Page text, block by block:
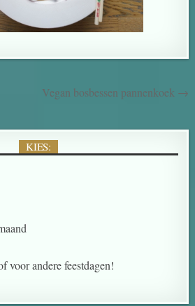
Vegan bosbessen pannenkoek →
KIES:
voor andere feestdagen!